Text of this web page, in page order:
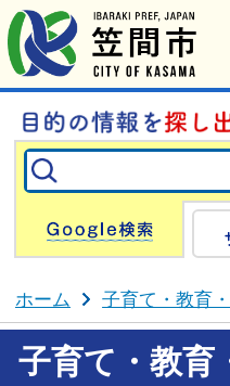
ホーム 子育て・教育
子育て・教育